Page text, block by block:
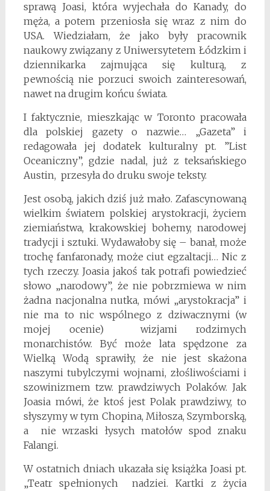
sprawą Joasi, która wyjechała do Kanady, do
męża, a potem przeniosła się wraz z nim do
USA. Wiedziałam, że jako były pracownik
naukowy związany z Uniwersytetem Łódzkim i
dziennikarka zajmująca się kulturą, z
pewnością nie porzuci swoich zainteresowań,
nawet na drugim końcu świata.
I faktycznie, mieszkając w Toronto pracowała
dla polskiej gazety o nazwie… „Gazeta” i
redagowała jej dodatek kulturalny pt. ”List
Oceaniczny”, gdzie nadal, już z teksańskiego
Austin, przesyła do druku swoje teksty.
Jest osobą, jakich dziś już mało. Zafascynowaną
wielkim światem polskiej arystokracji, życiem
ziemiaństwa, krakowskiej bohemy, narodowej
tradycji i sztuki. Wydawałoby się – banał, może
trochę fanfaronady, może ciut egzaltacji… Nic z
tych rzeczy. Joasia jakoś tak potrafi powiedzieć
słowo „narodowy”, że nie pobrzmiewa w nim
żadna nacjonalna nutka, mówi „arystokracja” i
nie ma to nic wspólnego z dziwacznymi (w
mojej ocenie) wizjami rodzimych
monarchistów. Być może lata spędzone za
Wielką Wodą sprawiły, że nie jest skażona
naszymi tubylczymi wojnami, złośliwościami i
szowinizmem tzw. prawdziwych Polaków. Jak
Joasia mówi, że ktoś jest Polak prawdziwy, to
słyszymy w tym Chopina, Miłosza, Szymborską,
a nie wrzaski łysych matołów spod znaku
Falangi.
W ostatnich dniach ukazała się książka Joasi pt.
„Teatr spełnionych nadziei. Kartki z życia